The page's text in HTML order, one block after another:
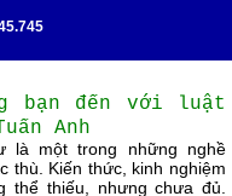
bạn đến với luật
Anh
là một trong những nghề
thù. Kiến thức, kinh nghiệm
thể thiếu, nhưng chưa đủ.